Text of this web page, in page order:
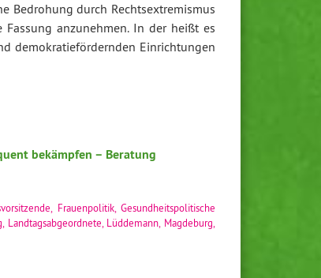
Bedrohung durch Rechtsextremismus
anzunehmen. In der heißt es
demokratiefördernden Einrichtungen
bekämpfen – Beratung
, Frauenpolitik,Gesundheitspolitische
, Landtagsabgeordnete, Lüddemann, Magdeburg,